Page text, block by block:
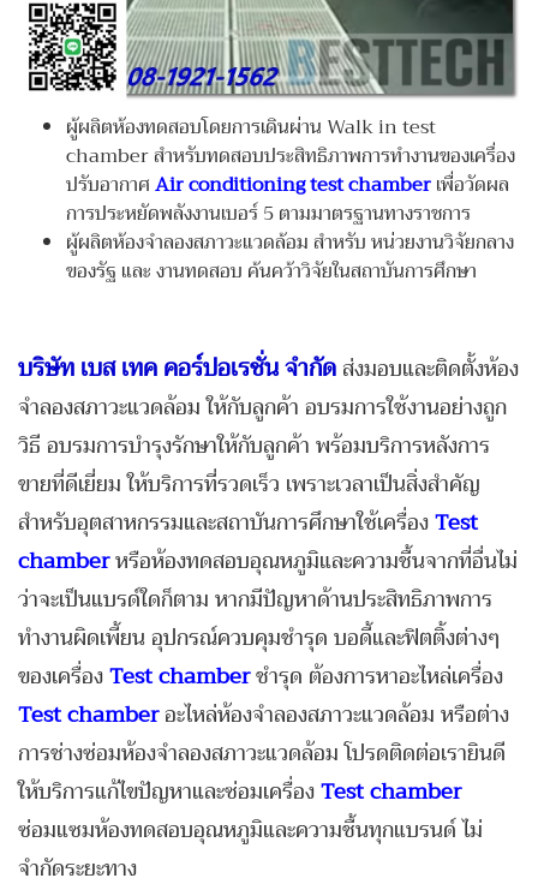
ผู้ผลิตห้องทดสอบโดยการเดินผ่าน Walk in test
chamber สำหรับทดสอบประสิทธิภาพการทำงานของเครื่อง
ปรับอากาศAir conditioning test chamberเพื่อวัดผล
การประหยัดพลังงานเบอร์ 5 ตามมาตรฐานทางราชการ
ผู้ผลิตห้องจำลองสภาวะแวดล้อมสำหรับหน่วยงานวิจัยกลาง
ของรัฐ และงานทดสอบ ค้นคว้าวิจัยในสถาบันการศึกษา
บริษัท เบส เทค คอร์ปอเรชั่น จำกัดส่งมอบและติดตั้งห้อง
จำลองสภาวะแวดล้อม ให้กับลูกค้า อบรมการใช้งานอย่างถูก
วิธี อบรมการบำรุงรักษาให้กับลูกค้า พร้อมบริการหลังการ
ขายที่ดีเยี่ยม ให้บริการที่รวดเร็ว เพราะเวลาเป็นสิ่งสำคัญ
สำหรับอุตสาหกรรมและสถาบันการศึกษาใช้เครื่องTest
chamberหรือห้องทดสอบอุณหภูมิและความชื้นจากที่อื่นไม่
ว่าจะเป็นแบรด์ใดก็ตาม หากมีปัญหาด้านประสิทธิภาพการ
ทำงานผิดเพี้ยน อุปกรณ์ควบคุมชำรุด บอดี้และฟิตติ้งต่างๆ
ของเครื่องTest chamberชำรุด ต้องการหาอะไหล่เครื่อง
Test chamberอะไหล่ห้องจำลองสภาวะแวดล้อม หรือต่าง
การช่างซ่อมห้องจำลองสภาวะแวดล้อม โปรดติดต่อเรายินดี
ให้บริการแก้ไขปัญหาและซ่อมเครื่องTest chamber
ซ่อมแซมห้องทดสอบอุณหภูมิและความชื้นทุกแบรนด์ ไม่
จำกัดระยะทาง